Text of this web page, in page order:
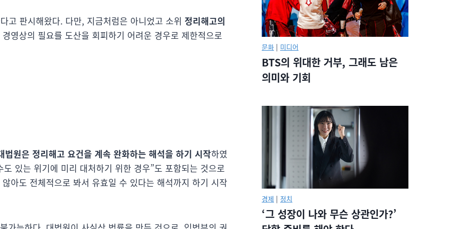
고 판시해왔다. 다만, 지금처럼은 아니었고 소위 정리해고의
영상의 필요를 도산을 회피하기 어려운 경우로 제한적으로
법원은 정리해고 요건을 계속 완화하는 해석을 하기 시작하였
있는 위기에 미리 대처하기 위한 경우”도 포함되는 것으로
아도 전체적으로 봐서 유효일 수 있다는 해석까지 하기 시작
문화 | 미디어
BTS의 위대한 거부, 그래도 남은
의미와 기회
경제 | 정치
‘그 성장이 나와 무슨 상관인가?’